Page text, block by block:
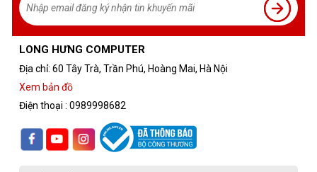
LONG HƯNG COMPUTER
Địa chỉ: 60 Tây Trà, Trần Phú, Hoàng Mai, Hà Nội
Xem bản đồ
Điện thoại : 0989998682